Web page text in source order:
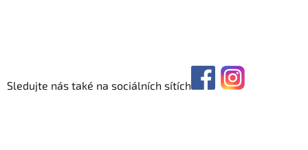
Sledujte nás také na sociálních sítích